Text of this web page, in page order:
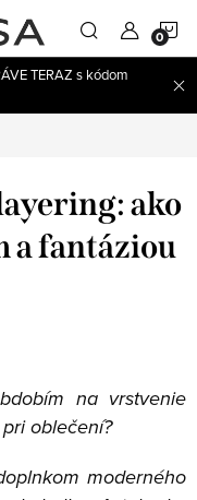
TERAZ s kódom
ako
a fantáziou
na vrstvenie
oblečení?
moderného